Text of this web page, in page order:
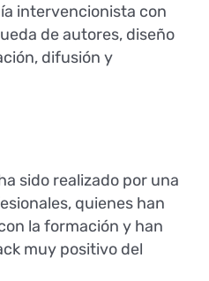
intervencionista con
de autores, diseño
difusión y
sido realizado por una
quienes han
la formación y han
muy positivo del